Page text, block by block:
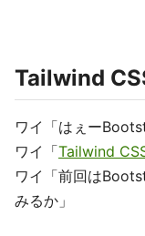
Tailwind
ワイ「はぇー
ワイ「Tailwind
ワイ「前回は
みるか」